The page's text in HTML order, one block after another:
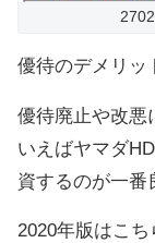
優待のデメリッ
優待廃止や改悪
いえばヤマダ
資するのが一番
2020年版はこち